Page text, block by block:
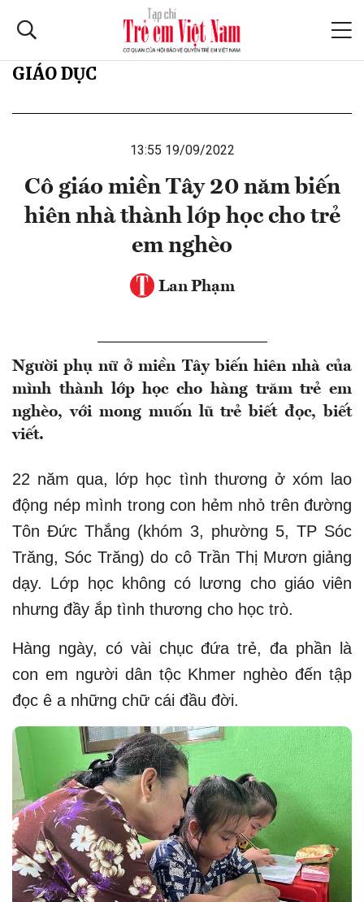
GIÁO DỤC
13:55 19/09/2022
Cô giáo miền Tây 20 năm biến
hiên nhà thành lớp học cho trẻ
em nghèo
Lan Phạm
Người phụ nữ ở miền Tây biến hiên nhà của
mình thành lớp học cho hàng trăm trẻ em
nghèo, với mong muốn lũ trẻ biết đọc, biết
viết.
22 năm qua, lớp học tình thương ở xóm lao
động nép mình trong con hẻm nhỏ trên đường
Tôn Đức Thắng (khóm 3, phường 5, TP Sóc
Trăng, Sóc Trăng) do cô Trần Thị Mươn giảng
dạy. Lớp học không có lương cho giáo viên
nhưng đầy ắp tình thương cho học trò.
Hàng ngày, có vài chục đứa trẻ, đa phần là
con em người dân tộc Khmer nghèo đến tập
đọc ê a những chữ cái đầu đời.